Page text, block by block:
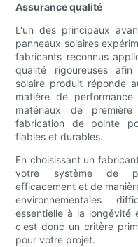
Assurance qualité
L'un des principaux
panneaux solaires
fabricants reconnus
qualité rigoureuses
solaire produit réponde
matière de
matériaux de
fabrication de pointe
fiables et durables.
En choisissant un
votre système de
efficacement et de
environnementales
essentielle à la
c'est donc un critère
pour votre projet.